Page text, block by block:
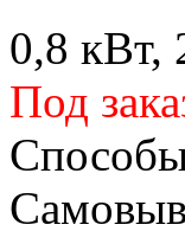
0,8 кВт,
Под